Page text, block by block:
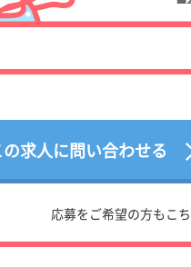
求人に問い合わせる
応募をご希望の方もこ